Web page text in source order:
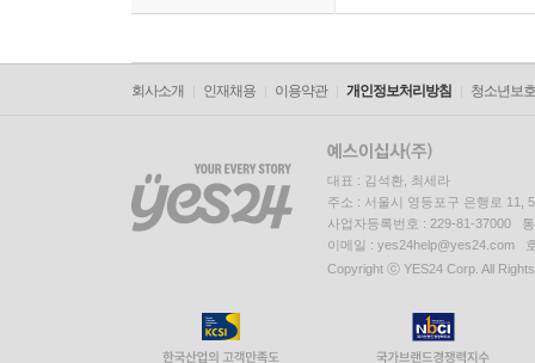
회사소개 인재채용 이용약관 개인정보처리방침 청소년보
대표 : 김석환, 최세라
주소 : 서울시 영등포구 은행로 11,
사업자등록번호 : 229-81-37000
이메일 : yes24help@yes24.com
Copyright ⓒ YES24 Corp. All